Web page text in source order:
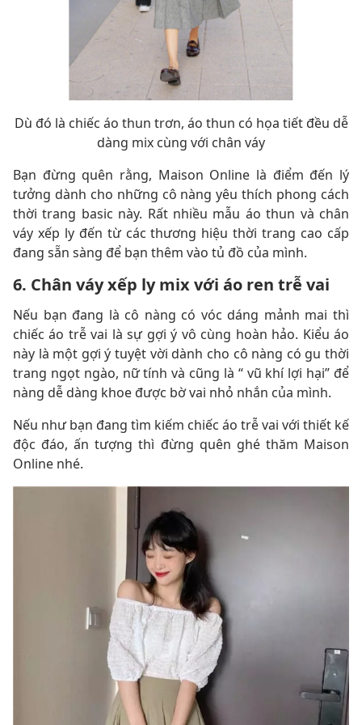
Dù đó là chiếc áo thun trơn, áo thun có họa tiết đều dễ
dàng mix cùng với chân váy
Bạn đừng quên rằng, Maison Online là điểm đến lý
tưởng dành cho những cô nàng yêu thích phong cách
thời trang basic này. Rất nhiều mẫu áo thun và chân
váy xếp ly đến từ các thương hiệu thời trang cao cấp
đang sẵn sàng để bạn thêm vào tủ đồ của mình.
6. Chân váy xếp ly mix với áo ren trễ vai
Nếu bạn đang là cô nàng có vóc dáng mảnh mai thì
chiếc áo trễ vai là sự gợi ý vô cùng hoàn hảo. Kiểu áo
này là một gợi ý tuyệt vời dành cho cô nàng có gu thời
trang ngọt ngào, nữ tính và cũng là “ vũ khí lợi hại” để
nàng dễ dàng khoe được bờ vai nhỏ nhắn của mình.
Nếu như bạn đang tìm kiếm chiếc áo trễ vai với thiết kế
độc đáo, ấn tượng thì đừng quên ghé thăm Maison
Online nhé.